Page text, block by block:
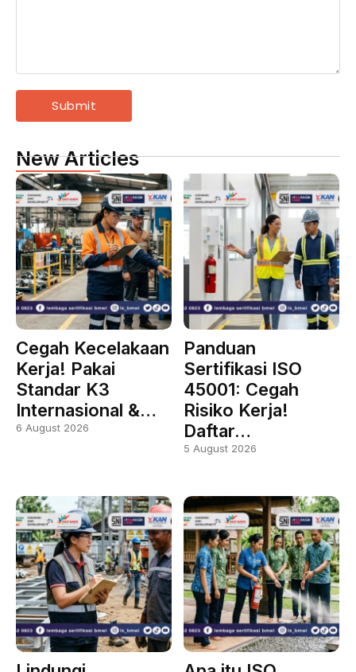
New Articles
Cegah Kecelakaan
Kerja! Pakai
Standar K3
Internasional &…
6 August 2026
Panduan
Sertifikasi ISO
45001: Cegah
Risiko Kerja!
Daftar…
5 August 2026